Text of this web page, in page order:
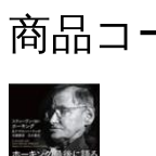
商品コ